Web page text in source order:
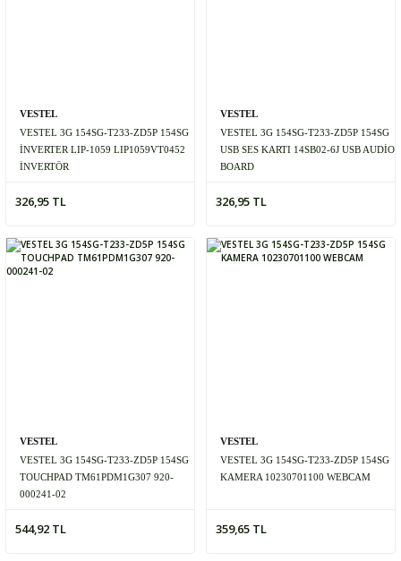
VESTEL
VESTEL 3G 154SG-T233-ZD5P 154SG
İNVERTER LIP-1059 LIP1059VT0452
İNVERTÖR
326,95 TL
VESTEL
VESTEL 3G 154SG-T233-ZD5P 154SG
USB SES KARTI 14SB02-6J USB AUDİO
BOARD
326,95 TL
VESTEL
VESTEL 3G 154SG-T233-ZD5P 154SG
TOUCHPAD TM61PDM1G307 920-
000241-02
544,92 TL
VESTEL
VESTEL 3G 154SG-T233-ZD5P 154SG
KAMERA 10230701100 WEBCAM
359,65 TL